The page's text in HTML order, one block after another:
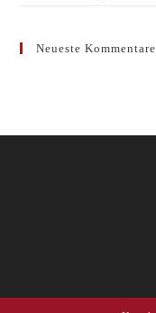
Neueste Kommentare